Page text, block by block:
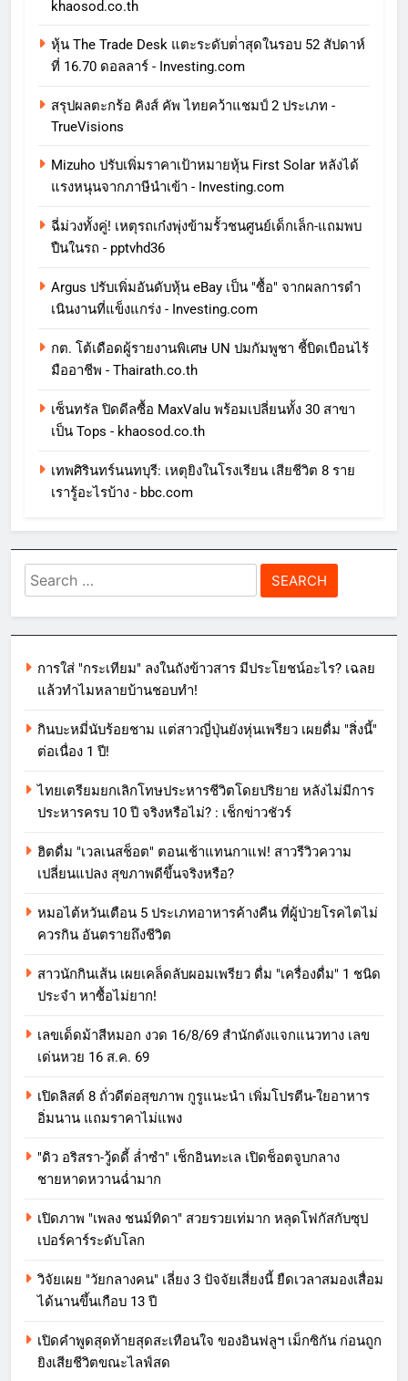
khaosod.co.th
หุ้น The Trade Desk แตะระดับต่ําสุดในรอบ 52 สัปดาห์
ที่ 16.70 ดอลลาร์ - Investing.com
สรุปผลตะกร้อ คิงส์ คัพ ไทยคว้าแชมป์ 2 ประเภท -
TrueVisions
Mizuho ปรับเพิ่มราคาเป้าหมายหุ้น First Solar หลังได้
แรงหนุนจากภาษีนําเข้า - Investing.com
ฉี่ม่วงทั้งคู่! เหตุรถเก๋งพุ่งข้ามรั้วชนศูนย์เด็กเล็ก-แถมพบ
ปืนในรถ - pptvhd36
Argus ปรับเพิ่มอันดับหุ้น eBay เป็น "ซื้อ" จากผลการดํา
เนินงานที่แข็งแกร่ง - Investing.com
กต. โต้เดือดผู้รายงานพิเศษ UN ปมกัมพูชา ชี้บิดเบือนไร้
มืออาชีพ - Thairath.co.th
เซ็นทรัล ปิดดีลซื้อ MaxValu พร้อมเปลี่ยนทั้ง 30 สาขา
เป็น Tops - khaosod.co.th
เทพศิรินทร์นนทบุรี: เหตุยิงในโรงเรียน เสียชีวิต 8 ราย
เรารู้อะไรบ้าง - bbc.com
Search
for:
การใส่ "กระเทียม" ลงในถังข้าวสาร มีประโยชน์อะไร? เฉลย
แล้วทำไมหลายบ้านชอบทำ!
กินบะหมี่นับร้อยชาม แต่สาวญี่ปุ่นยังหุ่นเพรียว เผยดื่ม "สิ่งนี้"
ต่อเนื่อง 1 ปี!
ไทยเตรียมยกเลิกโทษประหารชีวิตโดยปริยาย หลังไม่มีการ
ประหารครบ 10 ปี จริงหรือไม่? : เช็กข่าวชัวร์
ฮิตดื่ม "เวลเนสช็อต" ตอนเช้าแทนกาแฟ! สาวรีวิวความ
เปลี่ยนแปลง สุขภาพดีขึ้นจริงหรือ?
หมอไต้หวันเตือน 5 ประเภทอาหารค้างคืน ที่ผู้ป่วยโรคไตไม่
ควรกิน อันตรายถึงชีวิต
สาวนักกินเส้น เผยเคล็ดลับผอมเพรียว ดื่ม "เครื่องดื่ม" 1 ชนิด
ประจำ หาซื้อไม่ยาก!
เลขเด็ดม้าสีหมอก งวด 16/8/69 สำนักดังแจกแนวทาง เลข
เด่นหวย 16 ส.ค. 69
เปิดลิสต์ 8 ถั่วดีต่อสุขภาพ กูรูแนะนำ เพิ่มโปรตีน-ใยอาหาร
อิ่มนาน แถมราคาไม่แพง
"ดิว อริสรา-วู้ดดี้ ล่ำซำ" เช็กอินทะเล เปิดช็อตจูบกลาง
ชายหาดหวานฉ่ำมาก
เปิดภาพ "เพลง ชนม์ทิดา" สวยรวยเท่มาก หลุดโฟกัสกับซุป
เปอร์คาร์ระดับโลก
วิจัยเผย "วัยกลางคน" เลี่ยง 3 ปัจจัยเสี่ยงนี้ ยืดเวลาสมองเสื่อม
ได้นานขึ้นเกือบ 13 ปี
เปิดคำพูดสุดท้ายสุดสะเทือนใจ ของอินฟลูฯ เม็กซิกัน ก่อนถูก
ยิงเสียชีวิตขณะไลฟ์สด